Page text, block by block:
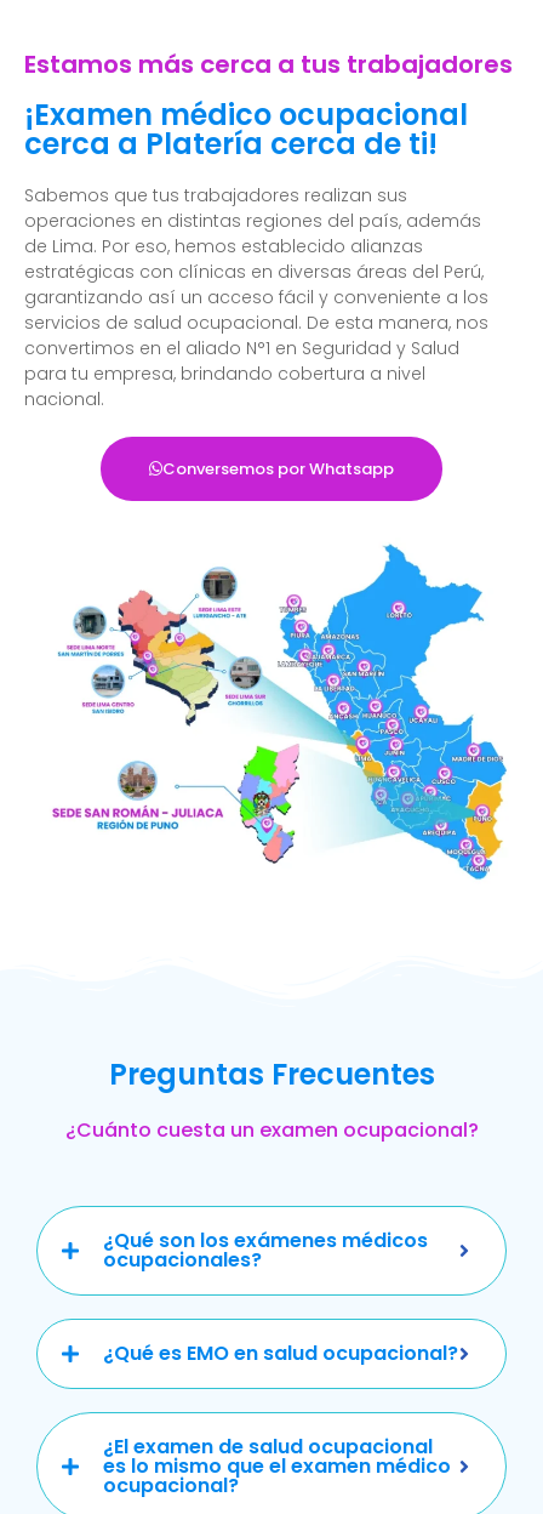
Estamos más cerca a tus trabajadores
¡Examen médico ocupacional
cerca a Platería cerca de ti!
Sabemos que tus trabajadores realizan sus
operaciones en distintas regiones del país, además
de Lima. Por eso, hemos establecido alianzas
estratégicas con clínicas en diversas áreas del Perú,
garantizando así un acceso fácil y conveniente a los
servicios de salud ocupacional. De esta manera, nos
convertimos en el aliado N°1 en Seguridad y Salud
para tu empresa, brindando cobertura a nivel
nacional.
Conversemos por Whatsapp
Preguntas Frecuentes
¿Cuánto cuesta un examen ocupacional?
¿Qué son los exámenes médicos
ocupacionales?
¿Qué es EMO en salud ocupacional?
¿El examen de salud ocupacional
es lo mismo que el examen médico
ocupacional?